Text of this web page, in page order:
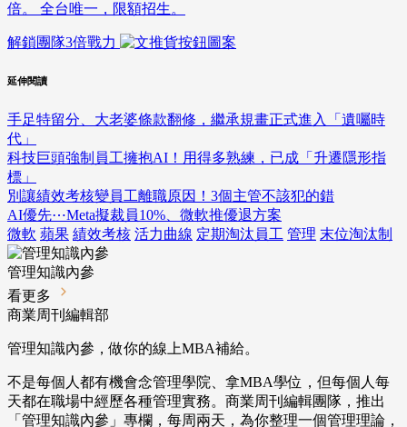
倍。 全台唯一，限額招生。
解鎖團隊3倍戰力
延伸閱讀
手足特留分、大老婆條款翻修，繼承規畫正式進入「遺囑時
代」
科技巨頭強制員工擁抱AI！用得多熟練，已成「升遷隱形指
標」
別讓績效考核變員工離職原因！3個主管不該犯的錯
AI優先⋯Meta擬裁員10%、微軟推優退方案
微軟 蘋果 績效考核 活力曲線 定期淘汰員工 管理 末位淘汰制
管理知識內參
看更多
商業周刊編輯部
管理知識內參，做你的線上MBA補給。
不是每個人都有機會念管理學院、拿MBA學位，但每個人每
天都在職場中經歷各種管理實務。商業周刊編輯團隊，推出
「管理知識內參」專欄，每周兩天，為你整理一個管理理論，